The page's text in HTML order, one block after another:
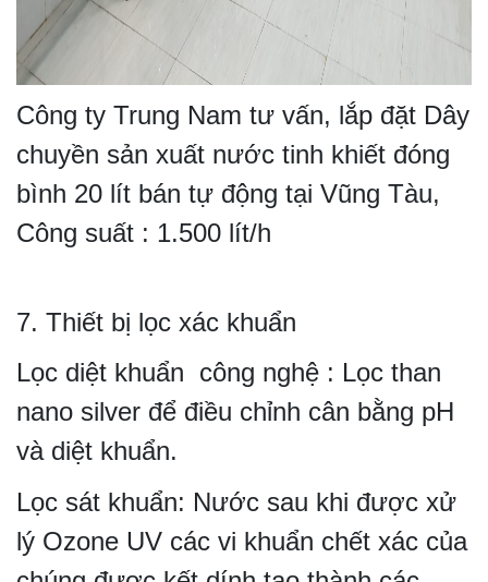
Công ty Trung Nam tư vấn, lắp đặt Dây
chuyền sản xuất nước tinh khiết đóng
bình 20 lít bán tự động tại Vũng Tàu,
Công suất : 1.500 lít/h
7. Thiết bị lọc xác khuẩn
Lọc diệt khuẩn công nghệ : Lọc than
nano silver để điều chỉnh cân bằng pH
và diệt khuẩn.
Lọc sát khuẩn: Nước sau khi được xử
lý Ozone UV các vi khuẩn chết xác của